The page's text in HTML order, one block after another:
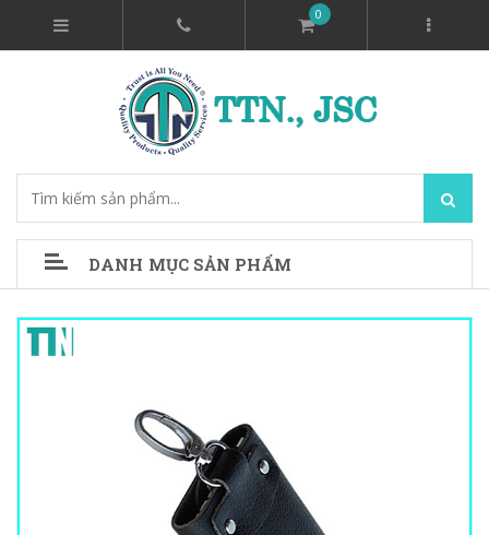
0
DANH MỤC SẢN PHẨM